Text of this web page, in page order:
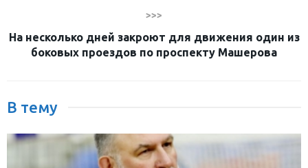
>>>
На несколько дней закроют для движения один из
боковых проездов по проспекту Машерова
В тему